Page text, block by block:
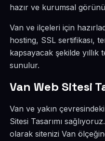
hazır ve kurumsal
Van ve ilçeleri için
hosting, SSL sertifikası,
kapsayacak şekilde
sunulur.
Van Web Sitesi
Van ve yakın
Sitesi Tasarımı
olarak sitenizi Van